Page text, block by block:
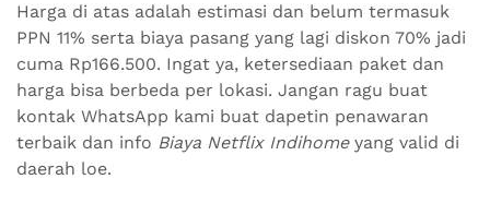
Harga di atas adalah estimasi dan belum termasuk
PPN 11% serta biaya pasang yang lagi diskon 70% jadi
cuma Rp166.500. Ingat ya, ketersediaan paket dan
harga bisa berbeda per lokasi. Jangan ragu buat
kontak WhatsApp kami buat dapetin penawaran
terbaik dan info Biaya Netflix Indihomeyang valid di
daerah loe.